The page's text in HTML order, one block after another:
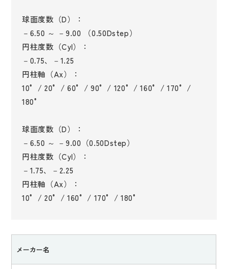
球面度数（D）：
－6.50 ～ －9.00 （0.50Dstep）
円柱度数（Cyl）：
－0.75、－1.25
円柱軸（Ax）：
10° / 20° / 60° / 90° / 120° / 160° / 170° /
180°
球面度数（D）：
－6.50 ～ －9.00（0.50Dstep）
円柱度数（Cyl）：
－1.75、－2.25
円柱軸（Ax）：
10° / 20° / 160° / 170° / 180°
メーカー名